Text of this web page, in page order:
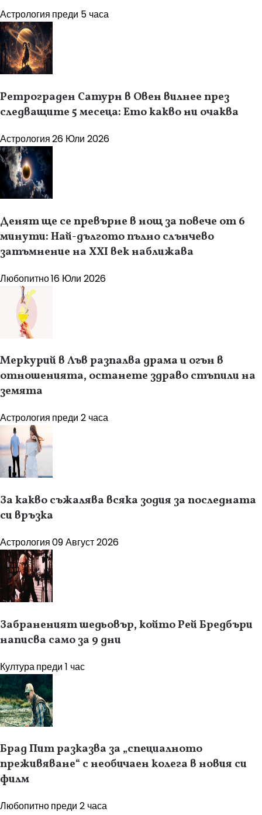
Астрология преди 5 часа
Ретрограден Сатурн в Овен вилнее през
следващите 5 месеца: Ето какво ни очаква
Астрология26 Юли 2026
Денят ще се превърне в нощ за повече от 6
минути: Най-дългото пълно слънчево
затъмнение на XXI век наближава
Любопитно16 Юли 2026
Меркурий в Лъв разпалва драма и огън в
отношенията, останете здраво стъпили на
земята
Астрология преди 2 часа
За какво съжалява всяка зодия за последната
си връзка
Астрология09 Август 2026
Забраненият шедьовър, който Рей Бредбъри
написва само за 9 дни
Културапреди 1 час
Брад Пит разказва за „специалното
преживяване“ с необичаен колега в новия си
филм
Любопитнопреди 2 часа